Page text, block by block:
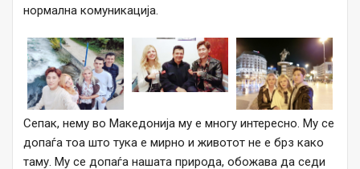
нормална комуникација.
Сепак, нему во Македонија му е многу интересно. Му се
допаѓа тоа што тука е мирно и животот не е брз како
таму. Му се допаѓа нашата природа, обожава да седи